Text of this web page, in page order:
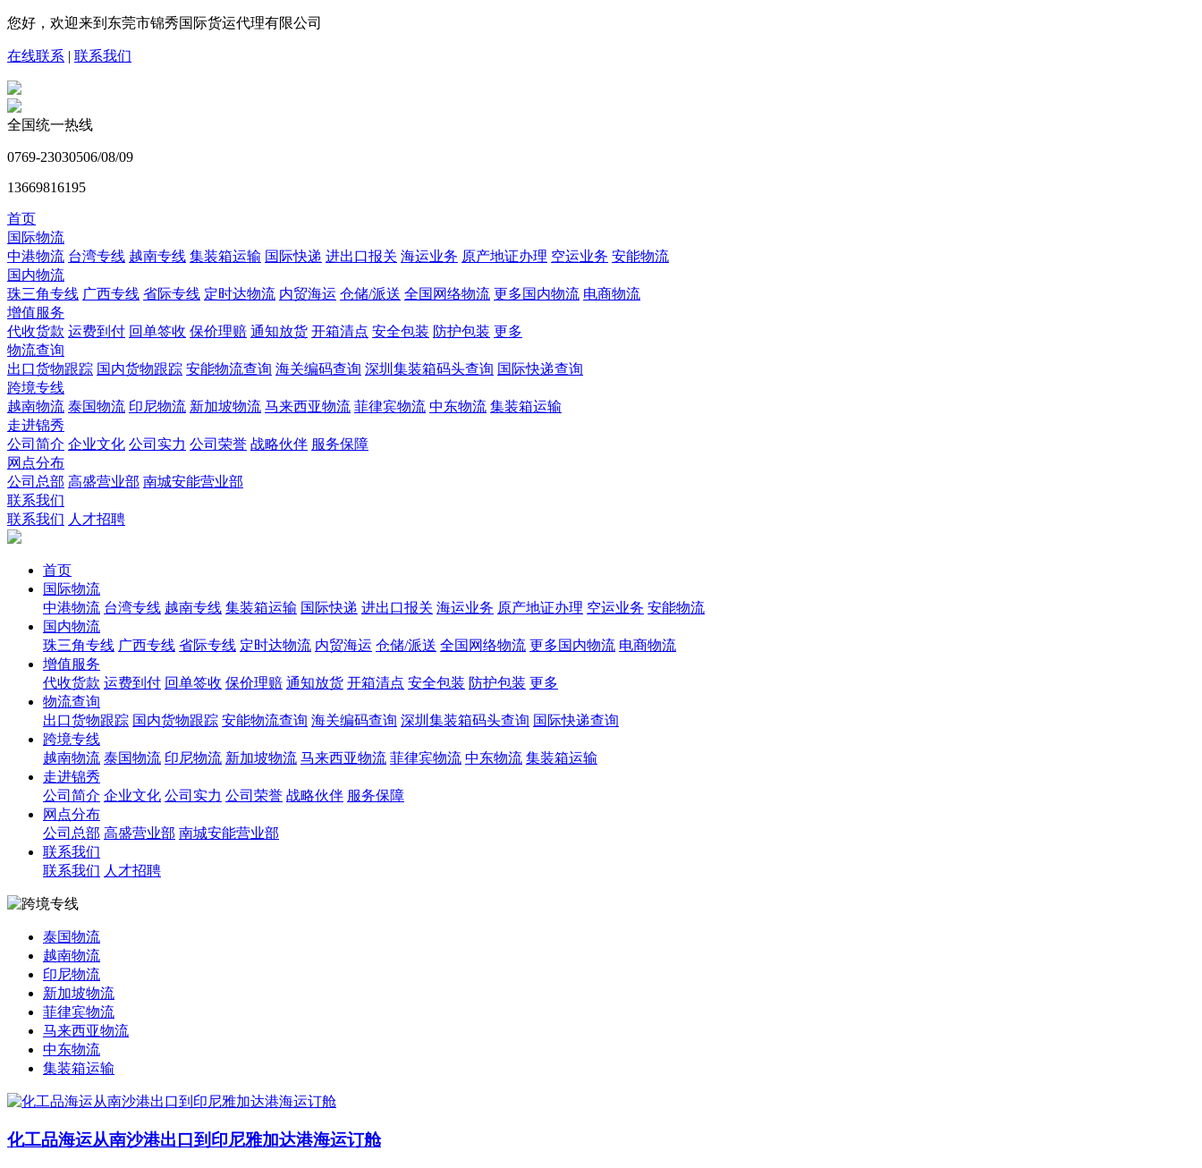
您好，欢迎来到东莞市锦秀国际货运代理有限公司
在线联系 | 联系我们
全国统一热线
0769-23030506/08/09
13669816195
首页
国际物流
中港物流 台湾专线 越南专线 集装箱运输 国际快递 进出口报关 海运业务 原产地证办理 空运业务 安能物流
国内物流
珠三角专线 广西专线 省际专线 定时达物流 内贸海运 仓储/派送 全国网络物流 更多国内物流 电商物流
增值服务
代收货款 运费到付 回单签收 保价理赔 通知放货 开箱清点 安全包装 防护包装 更多
物流查询
出口货物跟踪 国内货物跟踪 安能物流查询 海关编码查询 深圳集装箱码头查询 国际快递查询
跨境专线
越南物流 泰国物流 印尼物流 新加坡物流 马来西亚物流 菲律宾物流 中东物流 集装箱运输
走进锦秀
公司简介 企业文化 公司实力 公司荣誉 战略伙伴 服务保障
网点分布
公司总部 高盛营业部 南城安能营业部
联系我们
联系我们 人才招聘
首页
国际物流
中港物流 台湾专线 越南专线 集装箱运输 国际快递 进出口报关 海运业务 原产地证办理 空运业务 安能物流
国内物流
珠三角专线 广西专线 省际专线 定时达物流 内贸海运 仓储/派送 全国网络物流 更多国内物流 电商物流
增值服务
代收货款 运费到付 回单签收 保价理赔 通知放货 开箱清点 安全包装 防护包装 更多
物流查询
出口货物跟踪 国内货物跟踪 安能物流查询 海关编码查询 深圳集装箱码头查询 国际快递查询
跨境专线
越南物流 泰国物流 印尼物流 新加坡物流 马来西亚物流 菲律宾物流 中东物流 集装箱运输
走进锦秀
公司简介 企业文化 公司实力 公司荣誉 战略伙伴 服务保障
网点分布
公司总部 高盛营业部 南城安能营业部
联系我们
联系我们 人才招聘
泰国物流
越南物流
印尼物流
新加坡物流
菲律宾物流
马来西亚物流
中东物流
集装箱运输
化工品海运从南沙港出口到印尼雅加达港海运订舱